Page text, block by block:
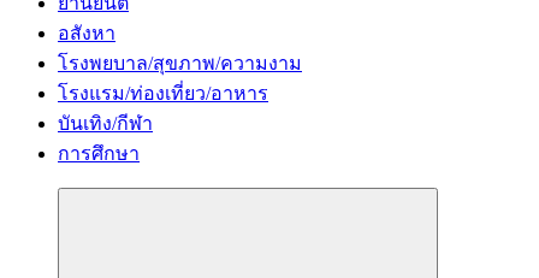
อสังหา
โรงพยบาล/สุขภาพ/ความงาม
โรงแรม/ท่องเที่ยว/อาหาร
บันเทิง/กีฬา
การศึกษา